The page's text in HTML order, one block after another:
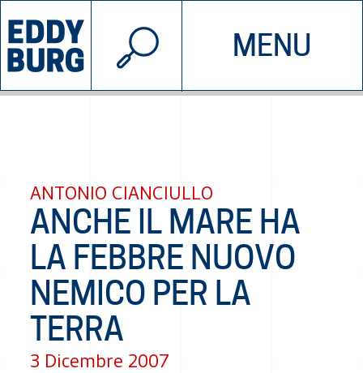
MENU
INIZIATIVE CHI SIAMO
© 2026 EDDYBURG
ANTONIO CIANCIULLO
ANCHE IL MARE HA
LA FEBBRE NUOVO
NEMICO PER LA
TERRA
3 Dicembre 2007